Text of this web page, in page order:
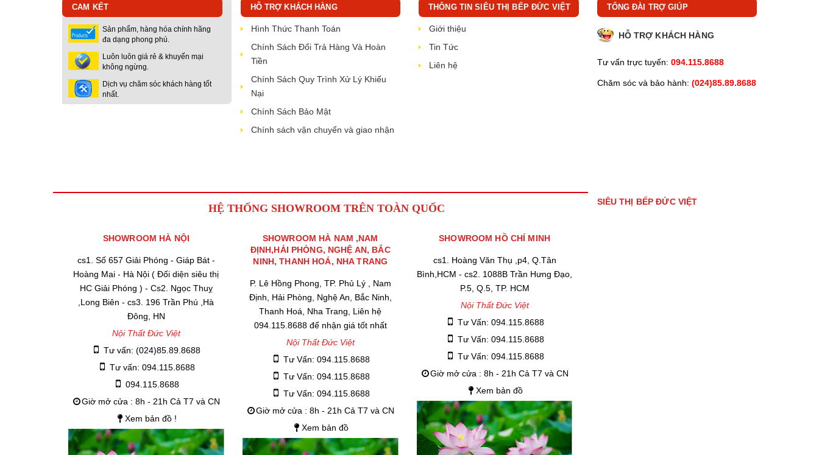
CAM KẾT
Sản phẩm, hàng hóa chính hãng
đa dạng phong phú.
Luôn luôn giá rẻ & khuyến mại
không ngừng.
Dịch vụ chăm sóc khách hàng tốt
nhất.
HỖ TRỢ KHÁCH HÀNG
Hình Thức Thanh Toán
Chính Sách Đổi Trả Hàng Và Hoàn
Tiền
Chính Sách Quy Trình Xử Lý Khiếu
Nại
Chính Sách Bảo Mật
Chính sách vận chuyển và giao nhận
THÔNG TIN SIÊU THỊ BẾP ĐỨC VIỆT
Giới thiệu
Tin Tức
Liên hệ
TỔNG ĐÀI TRỢ GIÚP
HỖ TRỢ KHÁCH HÀNG
Tư vấn trực tuyến: 094.115.8688
Chăm sóc và bảo hành: (024)85.89.8688
HỆ THỐNG SHOWROOM TRÊN TOÀN QUỐC
SHOWROOM HÀ NỘI
cs1. Số 657 Giải Phóng - Giáp Bát -
Hoàng Mai - Hà Nội ( Đối diện siêu thị
HC Giải Phóng ) - Cs2. Ngọc Thuỵ
,Long Biên - cs3. 196 Trần Phú ,Hà
Đông, HN
Nội Thất Đức Việt
Tư vấn: (024)85.89.8688
Tư vấn: 094.115.8688
094.115.8688
Giờ mở cửa : 8h - 21h Cả T7 và CN
Xem bản đồ !
SHOWROOM HÀ NAM ,NAM
ĐỊNH,HẢI PHÒNG, NGHỆ AN, BẮC
NINH, THANH HOÁ, NHA TRANG
P. Lê Hồng Phong, TP. Phủ Lý , Nam
Định, Hải Phòng, Nghệ An, Bắc Ninh,
Thanh Hoá, Nha Trang, Liên hệ
094.115.8688 để nhận giá tốt nhất
Nội Thất Đức Việt
Tư Vấn: 094.115.8688
Tư Vấn: 094.115.8688
Tư Vấn: 094.115.8688
Giờ mở cửa : 8h - 21h Cả T7 và CN
Xem bản đồ
SHOWROOM HỒ CHÍ MINH
cs1. Hoàng Văn Thụ ,p4, Q.Tân
Bình,HCM - cs2. 1088B Trần Hưng Đạo,
P.5, Q.5, TP. HCM
Nội Thất Đức Việt
Tư Vấn: 094.115.8688
Tư Vấn: 094.115.8688
Tư Vấn: 094.115.8688
Giờ mở cửa : 8h - 21h Cả T7 và CN
Xem bản đồ
SIÊU THỊ BẾP ĐỨC VIỆT